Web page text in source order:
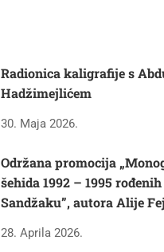
Radionica kaligrafije s
Hadžimejlićem
30. Maja 2026.
Održana promocija
šehida 1992 – 1995
Sandžaku”, autora Alije
28. Aprila 2026.